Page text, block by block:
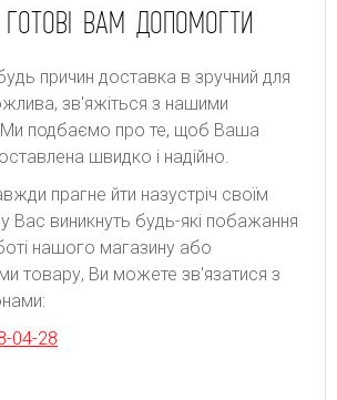
ВАМ ДОПОМОГТИ
причин доставка в зручний для
зв'яжіться з нашими
подбаємо про те, щоб Ваша
швидко і надійно.
прагне йти назустріч своїм
Вас виникнуть будь-які побажання
нашого магазину або
товару, Ви можете зв'язатися з
04-28